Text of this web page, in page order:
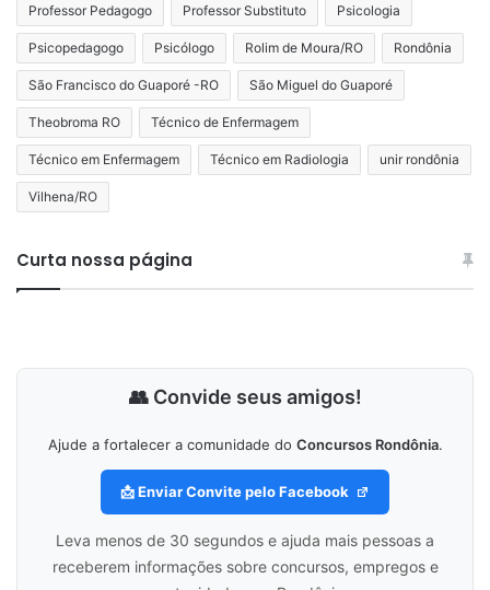
Professor Pedagogo Professor Substituto Psicologia
Psicopedagogo Psicólogo Rolim de Moura/RO Rondônia
São Francisco do Guaporé -RO São Miguel do Guaporé
Theobroma RO Técnico de Enfermagem
Técnico em Enfermagem Técnico em Radiologia unir rondônia
Vilhena/RO
Curta nossa página
👥 Convide seus amigos!
Ajude a fortalecer a comunidade do Concursos Rondônia.
📩 Enviar Convite pelo Facebook
Leva menos de 30 segundos e ajuda mais pessoas a
receberem informações sobre concursos, empregos e